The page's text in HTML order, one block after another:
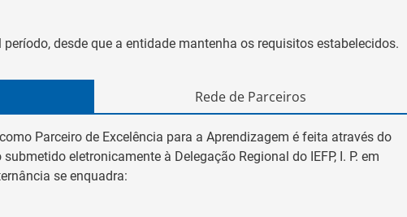
desde que a entidade mantenha os requisitos estabelecidos.
Rede de Parceiros
Parceiro de Excelência para a Aprendizagem é feita através do
eletronicamente à Delegação Regional do IEFP, I. P. em
se enquadra: